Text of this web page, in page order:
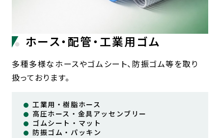
ホース・配管・工業用ゴム
多種多様なホースやゴムシート、防振ゴム等を取り
扱っております。
工業用・樹脂ホース
高圧ホース・金具アッセンブリー
ゴムシート・マット
防振ゴム・パッキン